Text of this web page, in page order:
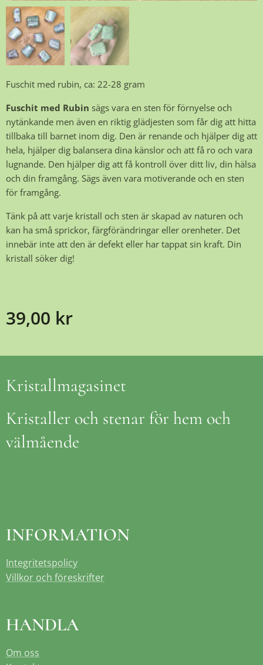
Fuschit med rubin, ca: 22-28 gram
Fuschit med Rubin sägs vara en sten för förnyelse och
nytänkande men även en riktig glädjesten som får dig att hitta
tillbaka till barnet inom dig. Den är renande och hjälper dig att
hela, hjälper dig balansera dina känslor och att få ro och vara
lugnande. Den hjälper dig att få kontroll över ditt liv, din hälsa
och din framgång. Sägs även vara motiverande och en sten
för framgång.
Tänk på att varje kristall och sten är skapad av naturen och
kan ha små sprickor, färgförändringar eller orenheter. Det
innebär inte att den är defekt eller har tappat sin kraft. Din
kristall söker dig!
39,00 kr
Kristallmagasinet
Kristaller och stenar för hem och
välmående
INFORMATION
Integritetspolicy
Villkor och föreskrifter
HANDLA
Om oss